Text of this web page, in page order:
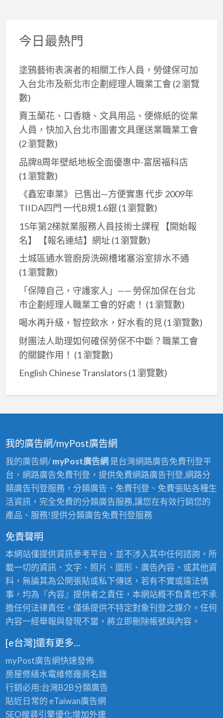
今日最熱門
塗鴉藝術表演者的相關工作人員，勞健保可加
入台北市及新北巿企劃經理人職業工會 (2 瀏覽
數)
賣玉蘭花、口香糖、文具用品、便條紙的從業
人員，快加入台北市圖書文具運送業職業工會
(2 瀏覽數)
品牌8周年壁紙地板全面優惠中-富居福科店
(1 瀏覽數)
《鑫宏車業》 已售出—方便實惠 代步 2009年
TIIDA四門 一代B規1.6銀 (1 瀏覽數)
15年第2梯就業服務人員技術士課程 【開始報
名】 【報名連結】網址 (1 瀏覽數)
土城區通水管廚房洗碗槽堵塞浴室排水不通
(1 瀏覽數)
「保障自己，守護家人」—— 勞保加保在台北
市企劃經理人職業工會的好處！ (1 瀏覽數)
喝水再升級，智控飲水，好水看的見(1 瀏覽數)
財團法人助理如何確保勞保不中斷？職業工會
的關鍵作用！ (1 瀏覽數)
English Chinese Translators(1 瀏覽數)
我的廣告網/myPost廣告網
我的廣告網/myPost廣告網 是台灣網路廣告免費刊登平
台，網路廣告免費刊登，提供免費網路廣告刊登,網路分
類廣告刊登服務，分類廣告、免費刊登、免費張貼各種生
活資訊，完全免費的分類廣告服務,讓您在有效行銷您的
產品、服務!提供分類廣告免費刊登服務
免責聲明
本網站僅提供資訊參考平台，並不涉入其中任何諮詢。所
載一切的資訊、文字、照片、圖形、廣告內容、或其他資
料，無論其為公開張貼或私下傳送，若有不實或違法情
事，均為『內容』提供者之責任，本網站概不負責也不承
擔任何法律責任，僅係提供不特定對象刊登之媒介。任何
內容一經舉報與發現不當，將立即刪除帳號與內容。
[e台灣]還有更多…
myPost廣告網快速發佈
房屋修繕水電維修廠商名錄
行銷必用:台灣B2B分類廣告
貼近日常的 eTaiwan廣告網
SEO搜尋引擎優化增加外連